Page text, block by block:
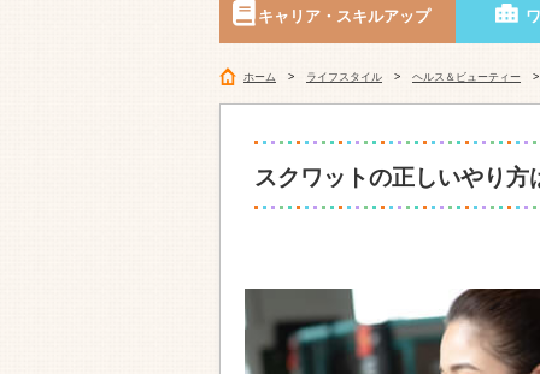
キャリア・スキルアップ
ホーム ライフスタイル ヘルス＆ビューティー
スクワットの正しいやり